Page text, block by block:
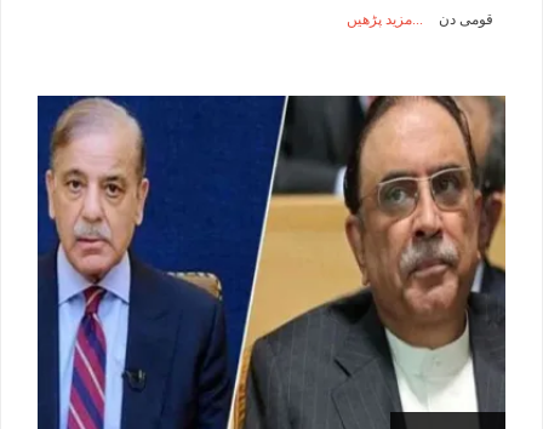
قومی دن مزید پڑھیں